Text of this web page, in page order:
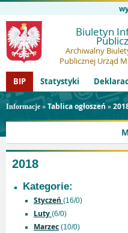
Biuletyn
Archiwalny
Publicznej Urząd
BIP
Statystyki
Informacje »Tablica ogłoszeń »
2018
Kategorie:
Styczeń (16/0)
Luty (6/0)
Marzec (10/0)